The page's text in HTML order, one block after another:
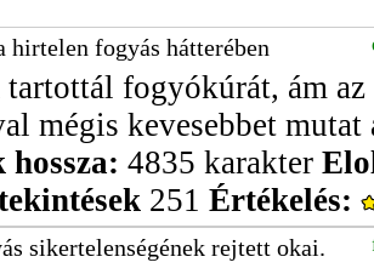
hirtelen fogyás hátterében
tartottál fogyókúrát, ám
mégis kevesebbet mutat
4835 karakter
251 Értékelés:
sikertelenségének rejtett okai.